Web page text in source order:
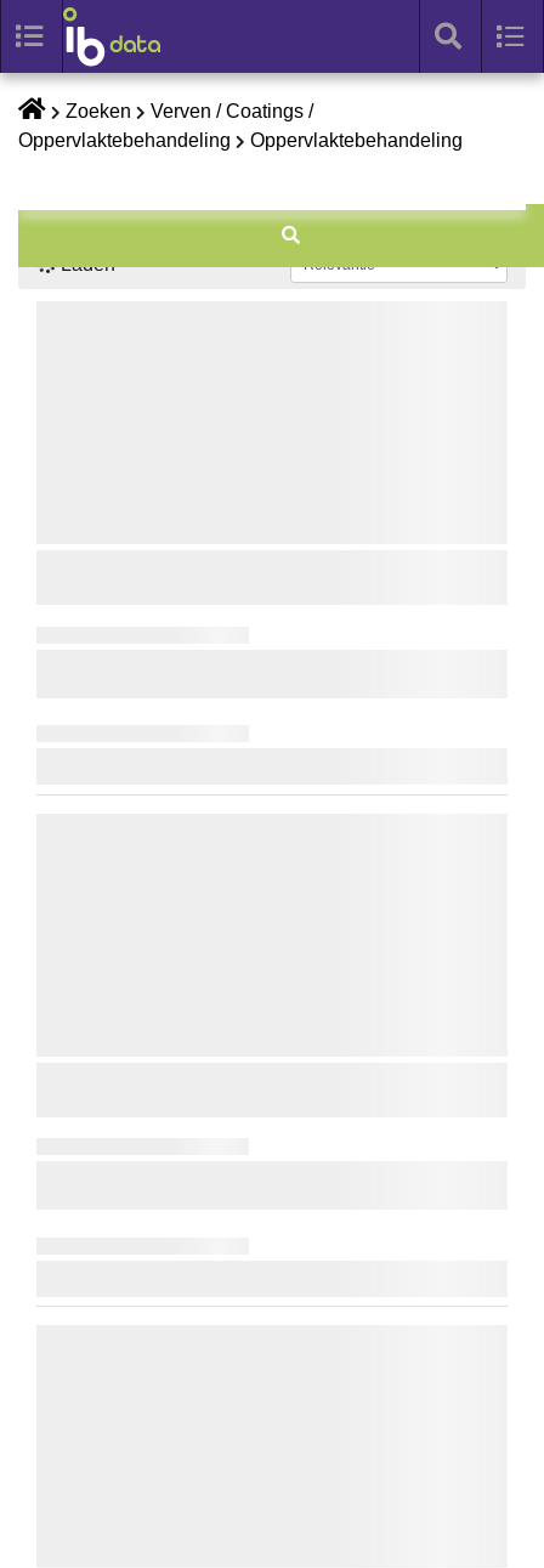
Skip
content
Toggle
search
Zoeken
Verven / Coatings /
Oppervlaktebehandeling
Oppervlaktebehandeling
Laden